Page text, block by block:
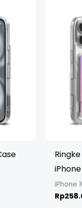
iPhone
iPhone
Rp